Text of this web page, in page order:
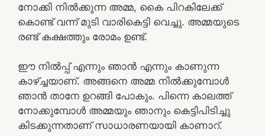
നോക്കി നിൽക്കുന്ന അമ്മ, കൈ പിറകിലേക്ക്
കൊണ്ട് വന്ന് മുടി വാരികെട്ടി വെച്ചു. അമ്മയുടെ
രണ്ട് കക്ഷത്തും രോമം ഉണ്ട്.
ഈ നിൽപ്പ് എന്നും ഞാൻ എന്നും കാണുന്ന
കാഴ്ച്ചയാണ്. അങ്ങനെ അമ്മ നിൽക്കുമ്പോൾ
ഞാൻ താനേ ഉറങ്ങി പോകും. പിന്നെ കാലത്ത്
നോക്കുമ്പോൾ അമ്മയും ഞാനും കെട്ടിപിടിച്ചു
കിടക്കുന്നതാണ് സാധാരണയായി കാണാറ്.